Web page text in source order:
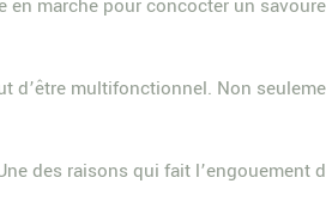
marche pour concocter un
d’être multifonctionnel. Non
des raisons qui fait